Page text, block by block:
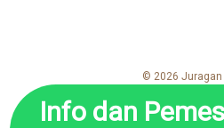
© 2026 Juragan
Info dan